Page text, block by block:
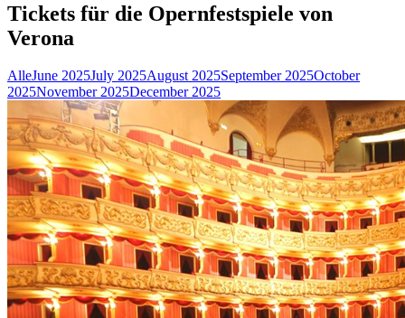
Tickets für die Opernfestspiele von
Verona
AlleJune 2025July 2025August 2025September 2025October
2025November 2025December 2025